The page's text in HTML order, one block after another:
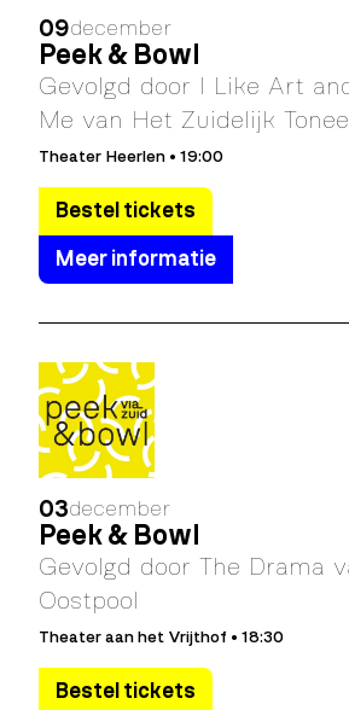
09december
Peek & Bowl
Gevolgd door I Like Art
Me van Het Zuidelijk Toneel
Theater Heerlen • 19:00
Bestel tickets
Meer informatie
03december
Peek & Bowl
Gevolgd door The Drama
Oostpool
Theater aan het Vrijthof • 18:30
Bestel tickets